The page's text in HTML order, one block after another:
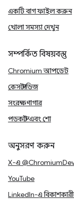
একটি বাগ ফাইল করুন
খোলা সমস্যা দেখুন
সম্পর্কিত বিষয়বস্তু
Chromium আপডেট
কেস স্টাডিজ
সংরক্ষণাগার
পডকাস্ট এবং শো
অনুসরণ করুন
X-এ
YouTube
LinkedIn-এ